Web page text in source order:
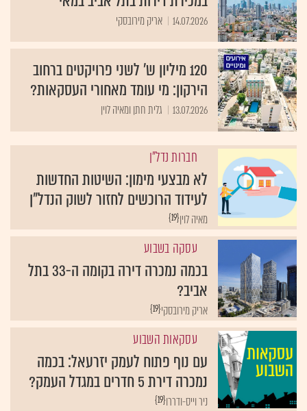
14.07.2026 אריק מירובסקי
120 מיליון ש' לשני פרויקטים ברחוב
הירקון: מי עומד מאחורי העסקאות?
13.07.2026 גלית חתן ומאיה לוין
חברות נדל"ן
לא מבצעי מימון: השיטות החדשות
לעידוד הרוכשים לחזור לשוק הנדל"ן
{19}מאיה לוין
עסקה בשבוע
בכמה נמכרה דירה בקומה ה-33 בתל
אביב?
{19}אריק מירובסקי
עסקאות השבוע
עם נוף פתוח לעמק יזרעאל: בכמה
נמכרה דירת 5 חדרים במגדל העמק?
{19}ניר וייס-ודררו